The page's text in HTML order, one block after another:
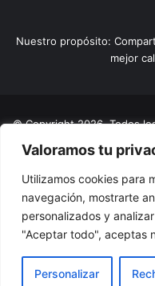
Valoramos tu
Utilizamos cookies para
navegación, mostrarte
personalizados y
"Aceptar todo", aceptas
Personalizar
Nuestro propósito:
mejor
© Copyright 2026, Todos
SAS
Home
Actualidad
El Tinteadero